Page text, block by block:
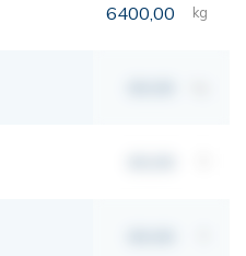
6400,00 kg